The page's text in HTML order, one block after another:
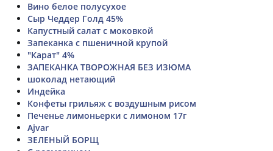
Вино белое полусухое
Сыр Чеддер Голд 45%
Капустный салат с моковкой
Запеканка с пшеничной крупой
"Карат" 4%
ЗАПЕКАНКА ТВОРОЖНАЯ БЕЗ ИЗЮМА
шоколад нетающий
Индейка
Конфеты грильяж с воздушным рисом
Печенье лимоньерки с лимоном 17г
Ajvar
ЗЕЛЕНЫЙ БОРЩ